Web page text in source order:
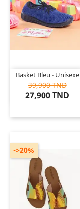
Basket Bleu - Unisexe
39,900 TND
27,900 TND
->20%